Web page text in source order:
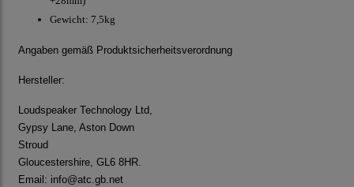
Gewicht: 7,5kg
Angaben gemäß Produktsicherheitsverordnung
Hersteller:
Loudspeaker Technology Ltd,
Gypsy Lane, Aston Down
Stroud
Gloucestershire, GL6 8HR.
Email: info@atc.gb.net